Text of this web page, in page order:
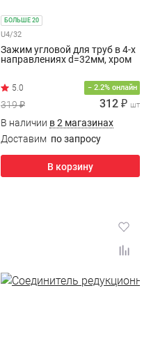
БОЛЬШЕ 20
U4/32
Зажим угловой для труб в 4-х
направлениях d=32мм, хром
− 2.2% онлайн
319 ₽ 312 ₽ шт
В наличии в 2 магазинах
Доставим по запросу
В корзину